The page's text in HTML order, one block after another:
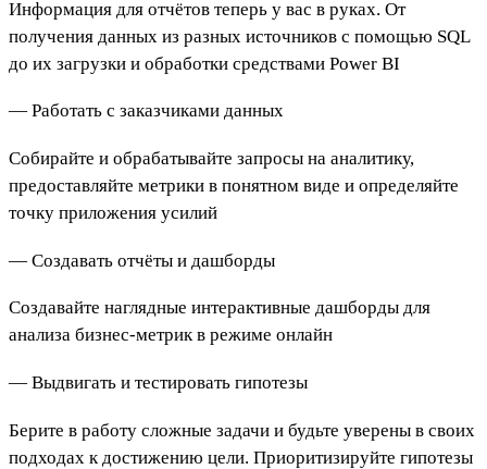
Информация для отчётов теперь у вас в руках. От
получения данных из разных источников с помощью SQL
до их загрузки и обработки средствами Power BI
— Работать с заказчиками данных
Собирайте и обрабатывайте запросы на аналитику,
предоставляйте метрики в понятном виде и определяйте
точку приложения усилий
— Cоздавать отчёты и дашборды
Создавайте наглядные интерактивные дашборды для
анализа бизнес-метрик в режиме онлайн
— Выдвигать и тестировать гипотезы
Берите в работу сложные задачи и будьте уверены в своих
подходах к достижению цели. Приоритизируйте гипотезы